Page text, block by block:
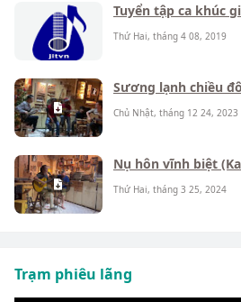
Tuyển tập ca khúc
Thứ Hai, tháng 4 08, 2019
Sương lạnh chiều
Chủ Nhật, tháng 12 24, 2023
Nụ hôn vĩnh biệt
Thứ Hai, tháng 3 25, 2024
Trạm phiêu lãng